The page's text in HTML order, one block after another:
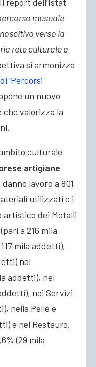
museale
verso la
rete culturale a
si armonizza
‘Percorsi
un nuovo
che valorizza la
culturale
artigiane
lavoro a 801
utilizzati o i
artistico dei Metalli
a 216 mila
mila addetti),
nel
addetti), nel
nei Servizi
nella Pelle e
e nel Restauro,
(29 mila